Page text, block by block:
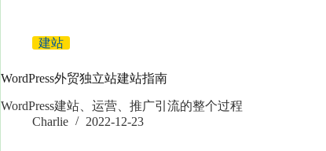
建站
WordPress外贸独立站建站指南
WordPress建站、运营、推广引流的整个过程
Charlie
2022-12-23